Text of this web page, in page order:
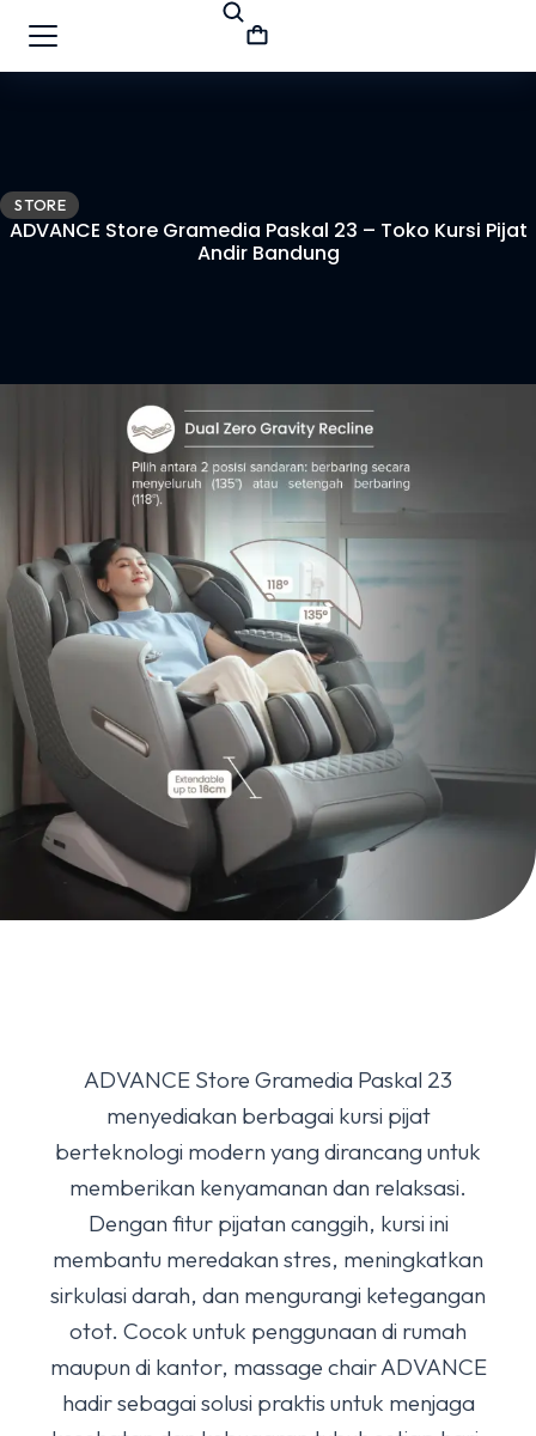
STORE
ADVANCE Store Gramedia Paskal 23 – Toko Kursi Pijat
Andir Bandung
ADVANCE Store Gramedia Paskal 23
menyediakan berbagai kursi pijat
berteknologi modern yang dirancang untuk
memberikan kenyamanan dan relaksasi.
Dengan fitur pijatan canggih, kursi ini
membantu meredakan stres, meningkatkan
sirkulasi darah, dan mengurangi ketegangan
otot. Cocok untuk penggunaan di rumah
maupun di kantor, massage chair ADVANCE
hadir sebagai solusi praktis untuk menjaga